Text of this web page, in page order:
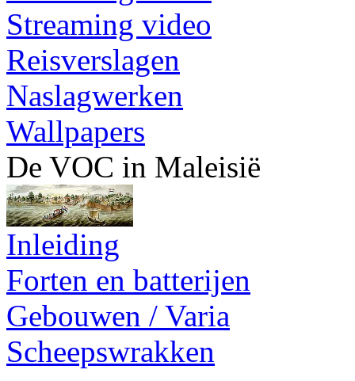
Streaming video
Reisverslagen
Naslagwerken
Wallpapers
De VOC in Maleisië
Inleiding
Forten en batterijen
Gebouwen / Varia
Scheepswrakken